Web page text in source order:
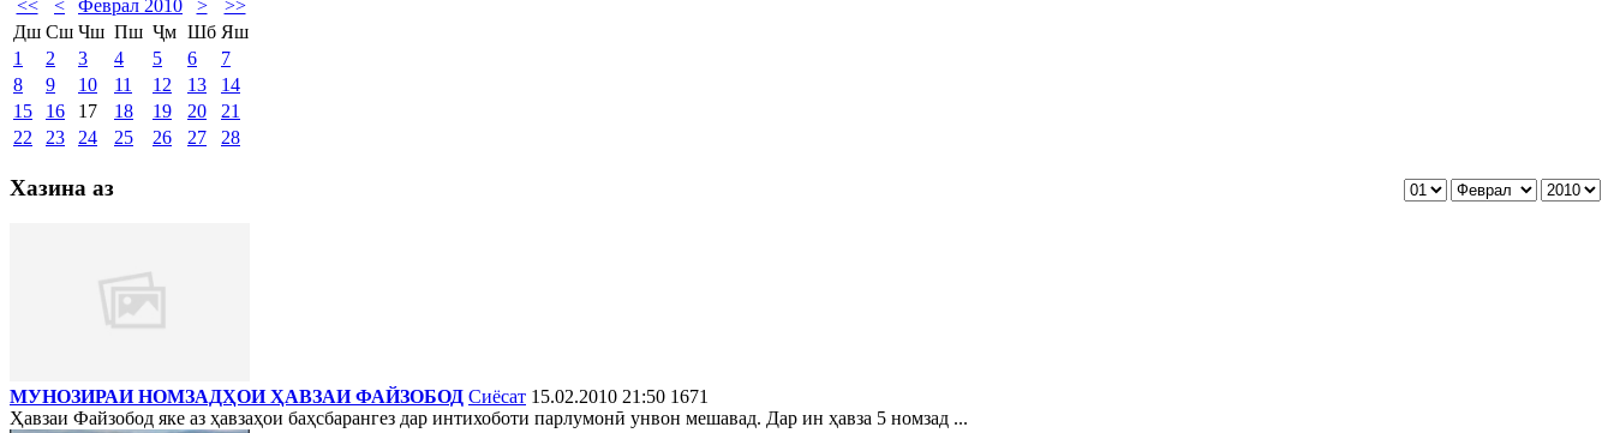
<< < Феврал 2010 >
>>
Дш Сш Чш Пш Ҷм Шб Яш
1
2 3 4 5 6
7
8
9 10 11 12 13
14
15
16 17 18 19 20
21
22
23 24 25 26 27 28
Хазина аз
МУНОЗИРАИ НОМЗАДҲОИ ҲАВЗАИ ФАЙЗОБОД Сиёсат 15.02.2010 21:50 1671
Ҳавзаи Файзобод яке аз ҳавзаҳои баҳсбарангез дар интихоботи парлумонӣ унвон мешавад. Дар ин ҳавза 5 номзад ...